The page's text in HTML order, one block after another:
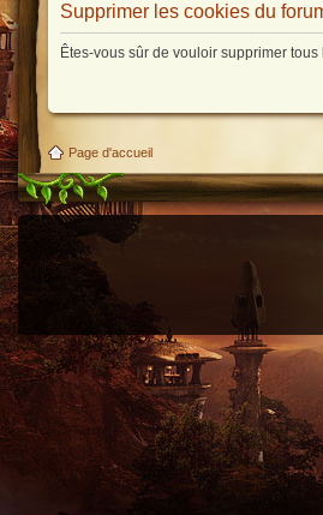
Supprimer les cookies du
Êtes-vous sûr de vouloir supprimer
Page d'accueil
Utilisez l'adresse suivante pour accéder au
charge le format iCal.